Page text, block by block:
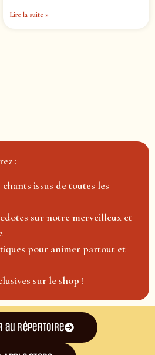
Lire la suite »
:
issus de toutes les
sur notre merveilleux et
pour animer partout et
sur le shop !
au répertoire